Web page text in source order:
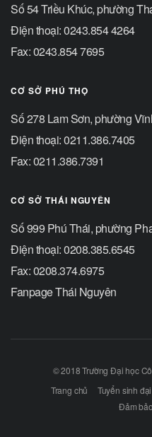
Số 54 Triều Khúc, phường
Điện thoại: 0243.854 4264
Fax: 0243.854 7695
CƠ SỞ PHÚ THỌ
Số 278 Lam Sơn, phường
Điện thoại: 0211.386.7405
Fax: 0211.386.7391
CƠ SỞ THÁI NGUYÊN
Số 999 Phú Thái, phường
Điện thoại: 0208.385.6545
Fax: 0208.374.6975
Fanpage Thái Nguyên
© 2018 Trường Đại học
Trang chủ
Tuyển sinh
Đảm